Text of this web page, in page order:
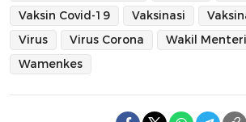
Vaksin Covid-19
Vaksinasi
Virus
Virus Corona
Wamenkes